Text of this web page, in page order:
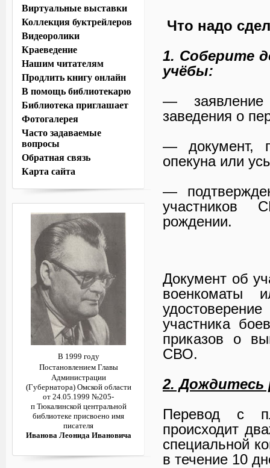
Что надо
1. Соберите
учёбы:
— заявление
заведения о
— документ,
опекуна или
—
участников
рождении.
Документ об
военкоматы
участника
приказов о
СВО.
2. Дождитесь
Перевод с
происходит
специальной
в течение 10
Виртуальные выставки
Коллекция буктрейлеров
Видеоролики
Краеведение
Нашим читателям
Продлить книгу онлайн
В помощь библиотекарю
Библиотека приглашает
Фотогалерея
Часто задаваемые
вопросы
Обратная связь
Карта сайта
В 1999 году
Постановлением Главы
Администрации
(Губернатора) Омской области
от 24.05.1999 №205-
п Тюкалинской центральной
библиотеке присвоено имя
писателя
Иванова Леонида Ивановича